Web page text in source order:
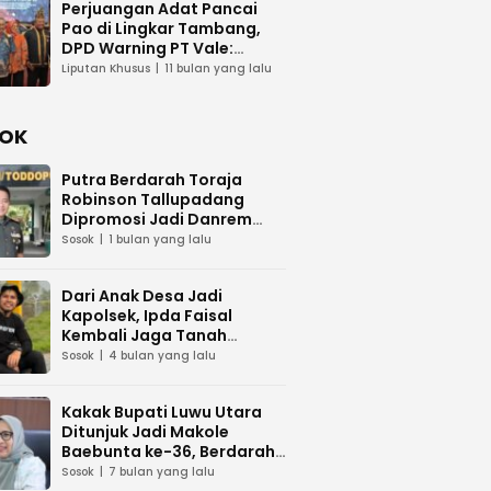
Perjuangan Adat Pancai
Pao di Lingkar Tambang,
DPD Warning PT Vale:
Jangan Abaikan Budaya
Liputan Khusus 11 bulan yang lalu
Putra Berdarah Toraja
Robinson Tallupadang
Dipromosi Jadi Danrem
141/Toddopuli
Sosok 1 bulan yang lalu
Dari Anak Desa Jadi
Kapolsek, Ipda Faisal
Kembali Jaga Tanah
Kelahiran
Sosok 4 bulan yang lalu
Kakak Bupati Luwu Utara
Ditunjuk Jadi Makole
Baebunta ke-36, Berdarah
Luwu–Gowa
Sosok 7 bulan yang lalu